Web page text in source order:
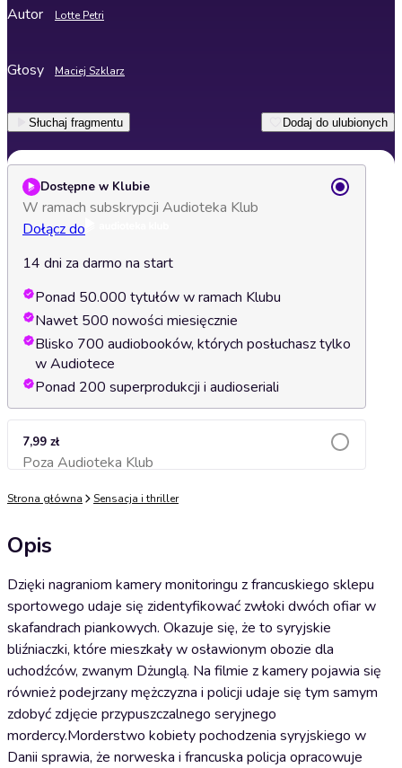
Autor Lotte Petri
Głosy Maciej Szklarz
Słuchaj fragmentu Dodaj do ulubionych
Dostępne w Klubie
W ramach subskrypcji Audioteka Klub
Dołącz do
14 dni za darmo na start
Ponad 50.000 tytułów w ramach Klubu
Nawet 500 nowości miesięcznie
Blisko 700 audiobooków, których posłuchasz tylko
w Audiotece
Ponad 200 superprodukcji i audioseriali
7,99 zł
Poza Audioteka KlubDodaj do koszyka
Strona główna Sensacja i thriller
Opis
Dzięki nagraniom kamery monitoringu z francuskiego sklepu
sportowego udaje się zidentyfikować zwłoki dwóch ofiar w
skafandrach piankowych. Okazuje się, że to syryjskie
bliźniaczki, które mieszkały w osławionym obozie dla
uchodźców, zwanym Dżunglą. Na filmie z kamery pojawia się
również podejrzany mężczyzna i policji udaje się tym samym
zdobyć zdjęcie przypuszczalnego seryjnego
mordercy.Morderstwo kobiety pochodzenia syryjskiego w
Danii sprawia, że norweska i francuska policja opracowuje